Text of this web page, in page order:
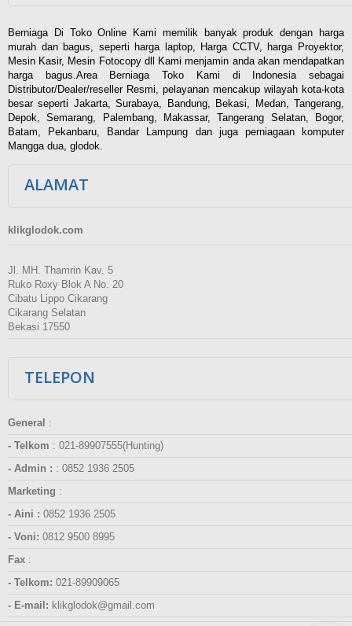
Berniaga Di Toko Online Kami memilik banyak produk dengan harga
murah dan bagus, seperti harga laptop, Harga CCTV, harga Proyektor,
Mesin Kasir, Mesin Fotocopy dll Kami menjamin anda akan mendapatkan
harga bagus.Area Berniaga Toko Kami di Indonesia sebagai
Distributor/Dealer/reseller Resmi, pelayanan mencakup wilayah kota-kota
besar seperti Jakarta, Surabaya, Bandung, Bekasi, Medan, Tangerang,
Depok, Semarang, Palembang, Makassar, Tangerang Selatan, Bogor,
Batam, Pekanbaru, Bandar Lampung dan juga perniagaan komputer
Mangga dua, glodok.
ALAMAT
klikglodok.com
Jl. MH. Thamrin Kav. 5
Ruko Roxy Blok A No. 20
Cibatu Lippo Cikarang
Cikarang Selatan
Bekasi 17550
TELEPON
General :
- Telkom : 021-89907555(Hunting)
- Admin : : 0852 1936 2505
Marketing :
- Aini : 0852 1936 2505
- Voni: 0812 9500 8995
Fax :
- Telkom: 021-89909065
- E-mail: klikglodok@gmail.com